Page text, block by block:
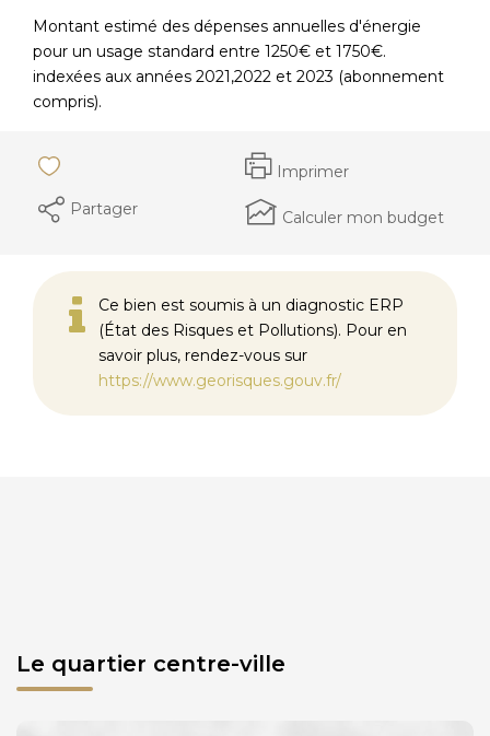
Montant estimé des dépenses annuelles d'énergie
pour un usage standard entre 1250€ et 1750€.
indexées aux années 2021,2022 et 2023 (abonnement
compris).
Imprimer
Partager
Calculer mon budget
Ce bien est soumis à un diagnostic ERP
(État des Risques et Pollutions). Pour en
savoir plus, rendez-vous sur
https://www.georisques.gouv.fr/
Le quartier centre-ville